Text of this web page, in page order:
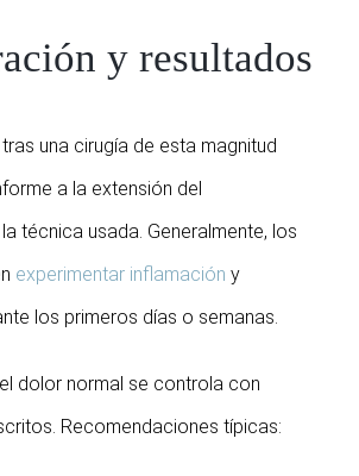
y resultados
una cirugía de esta magnitud
a la extensión del
técnica usada. Generalmente, los
experimentar inflamación y
los primeros días o semanas.
dolor normal se controla con
Recomendaciones típicas: